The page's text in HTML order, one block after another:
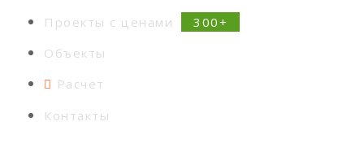
Проекты с ценами
Объекты
Расчет
Контакты